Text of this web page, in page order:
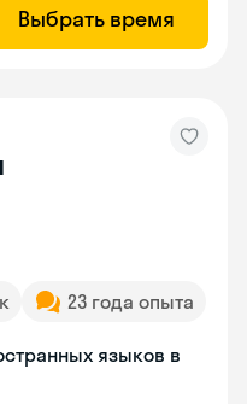
Выбрать время
23 года опыта
языков в